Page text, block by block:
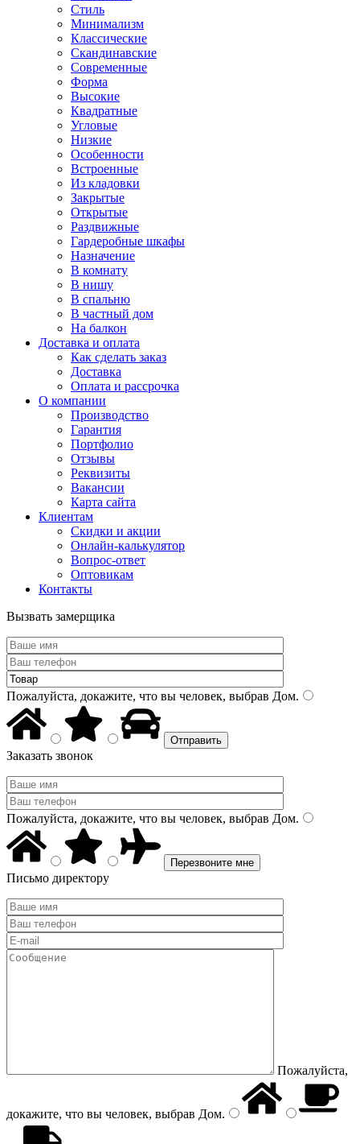
Стиль
Минимализм
Классические
Скандинавские
Современные
Форма
Высокие
Квадратные
Угловые
Низкие
Особенности
Встроенные
Из кладовки
Закрытые
Открытые
Раздвижные
Гардеробные шкафы
Назначение
В комнату
В нишу
В спальню
В частный дом
На балкон
Доставка и оплата
Как сделать заказ
Доставка
Оплата и рассрочка
О компании
Производство
Гарантия
Портфолио
Отзывы
Реквизиты
Вакансии
Карта сайта
Клиентам
Скидки и акции
Онлайн-калькулятор
Вопрос-ответ
Оптовикам
Контакты
Вызвать замерщика
Пожалуйста, докажите, что вы человек, выбрав Дом.
Заказать звонок
Пожалуйста, докажите, что вы человек, выбрав Дом.
Письмо директору
Пожалуйста,
докажите, что вы человек, выбрав Дом.